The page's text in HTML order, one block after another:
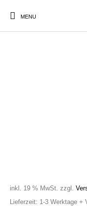
MENU
inkl. 19 % MwSt. zzgl.
Lieferzeit: 1-3 Werktage +